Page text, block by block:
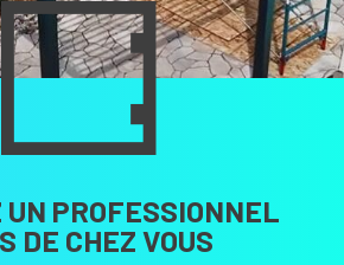
UN PROFESSIONNEL
DE CHEZ VOUS